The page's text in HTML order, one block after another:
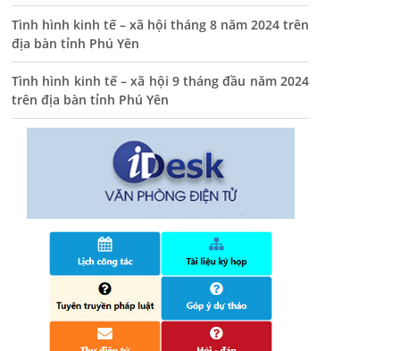
01/11/2025
THÔNG BÁO Niêm yết danh mục dịch vụ công
trực tuyến toàn trình trên Hệ thống thông
tin giải quyết thủ tục hành chính tỉnh Phú
Yên
14/10/2024
Tình hình kinh tế – xã hội tháng 8 năm 2024 trên
địa bàn tỉnh Phú Yên
Tình hình kinh tế – xã hội 9 tháng đầu năm 2024
trên địa bàn tỉnh Phú Yên